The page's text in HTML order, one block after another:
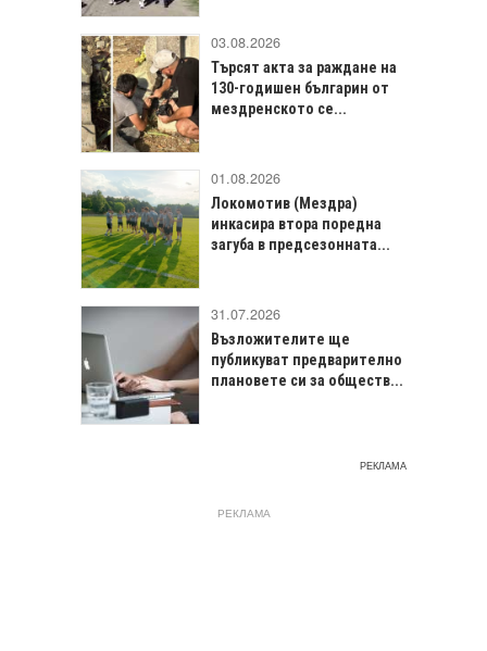
03.08.2026
Търсят акта за раждане на
130-годишен българин от
мездренското се...
01.08.2026
Локомотив (Мездра)
инкасира втора поредна
загуба в предсезонната...
31.07.2026
Възложителите ще
публикуват предварително
плановете си за обществ...
РЕКЛАМА
РЕКЛАМА